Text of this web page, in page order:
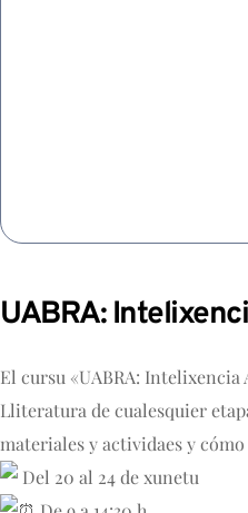
UABRA:
El cursu «UABRA:
Lliteratura de cualesquier
materiales y actividaes y
Del 20 al 24 de xunetu